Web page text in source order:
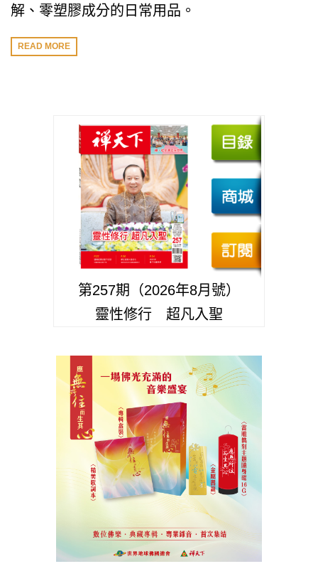
解、零塑膠成分的日常用品。
READ MORE
第257期（2026年8月號）
靈性修行 超凡入聖